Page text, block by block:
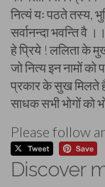
नित्यं यः पठते तस्य,
सर्वानन्दा भवन्ति वै ।।
हे प्रिये ! ललिता के
जो नित्य इन नामों
प्रकार के सुख मिलते
साधक सभी भोगों को
Please follow
Discover